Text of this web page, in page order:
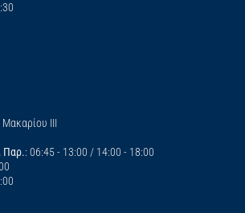
ΙΙΙ
Παρ.: 06:45 - 13:00 / 14:00 - 18:00